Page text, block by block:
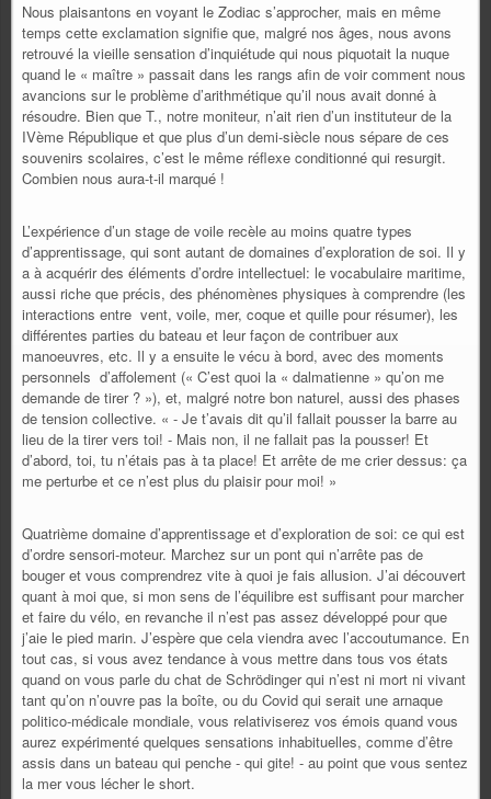
Nous plaisantons en voyant le Zodiac s’approcher, mais en même
temps cette exclamation signifie que, malgré nos âges, nous avons
retrouvé la vieille sensation d’inquiétude qui nous piquotait la nuque
quand le « maître » passait dans les rangs afin de voir comment nous
avancions sur le problème d’arithmétique qu’il nous avait donné à
résoudre. Bien que T., notre moniteur, n’ait rien d’un instituteur de la
IVème République et que plus d’un demi-siècle nous sépare de ces
souvenirs scolaires, c’est le même réflexe conditionné qui resurgit.
Combien nous aura-t-il marqué !
L’expérience d’un stage de voile recèle au moins quatre types
d’apprentissage, qui sont autant de domaines d’exploration de soi. Il y
a à acquérir des éléments d’ordre intellectuel: le vocabulaire maritime,
aussi riche que précis, des phénomènes physiques à comprendre (les
interactions entre vent, voile, mer, coque et quille pour résumer), les
différentes parties du bateau et leur façon de contribuer aux
manoeuvres, etc. Il y a ensuite le vécu à bord, avec des moments
personnels d’affolement (« C’est quoi la « dalmatienne » qu’on me
demande de tirer ? »), et, malgré notre bon naturel, aussi des phases
de tension collective. « - Je t’avais dit qu’il fallait pousser la barre au
lieu de la tirer vers toi! - Mais non, il ne fallait pas la pousser! Et
d’abord, toi, tu n’étais pas à ta place! Et arrête de me crier dessus: ça
me perturbe et ce n’est plus du plaisir pour moi! »
Quatrième domaine d’apprentissage et d’exploration de soi: ce qui est
d’ordre sensori-moteur. Marchez sur un pont qui n’arrête pas de
bouger et vous comprendrez vite à quoi je fais allusion. J’ai découvert
quant à moi que, si mon sens de l’équilibre est suffisant pour marcher
et faire du vélo, en revanche il n’est pas assez développé pour que
j’aie le pied marin. J’espère que cela viendra avec l’accoutumance. En
tout cas, si vous avez tendance à vous mettre dans tous vos états
quand on vous parle du chat de Schrödinger qui n’est ni mort ni vivant
tant qu’on n’ouvre pas la boîte, ou du Covid qui serait une arnaque
politico-médicale mondiale, vous relativiserez vos émois quand vous
aurez expérimenté quelques sensations inhabituelles, comme d’être
assis dans un bateau qui penche - qui gite! - au point que vous sentez
la mer vous lécher le short.